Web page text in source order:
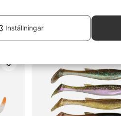
Inställningar